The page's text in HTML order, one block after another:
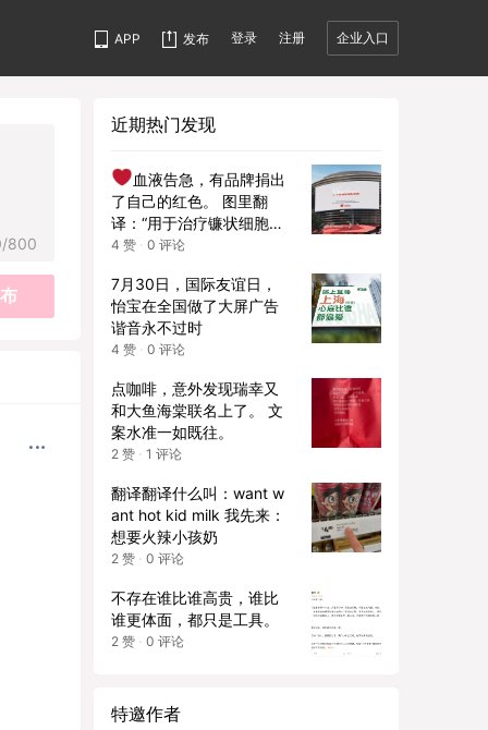
APP 发布 登录 注册 企业入口
/800
近期热门发现
血液告急，有品牌捐出
了自己的红色。 图里翻
译：“用于治疗镰状细胞病
的血液库存不足。我们正
到 blood.co.uk 预约捐
血。”
这是英国 NHS Bl
ood and Transplant（国
家血液与器官移植服务）
与 Havas London 合作的
公益广告，它把各大品牌
的红色 LOGO“抽干”，象
征血液库存告急，呼吁公
细胞病所需的 Ro 血型严
重短缺，需要更多人捐
血，尤其是黑人族裔捐献
者。 镰状细胞病患者需要
Ro subtype。Ro 血型在
黑人族裔中更常见：黑人
族裔中超过 50% 的捐献者
兰每月需要 7,400 单位 Ro
4 赞 · 0 评论
7月30日，国际友谊日，
怡宝在全国做了大屏广告
谐音永不过时
4 赞 · 0 评论
点咖啡，意外发现瑞幸又
和大鱼海棠联名上了。 文
案水准一如既往。
2 赞 · 1 评论
翻译翻译什么叫：want w
ant hot kid milk 我先来：
想要火辣小孩奶
2 赞 · 0 评论
不存在谁比谁高贵，谁比
谁更体面，都只是工具。
2 赞 · 0 评论
特邀作者